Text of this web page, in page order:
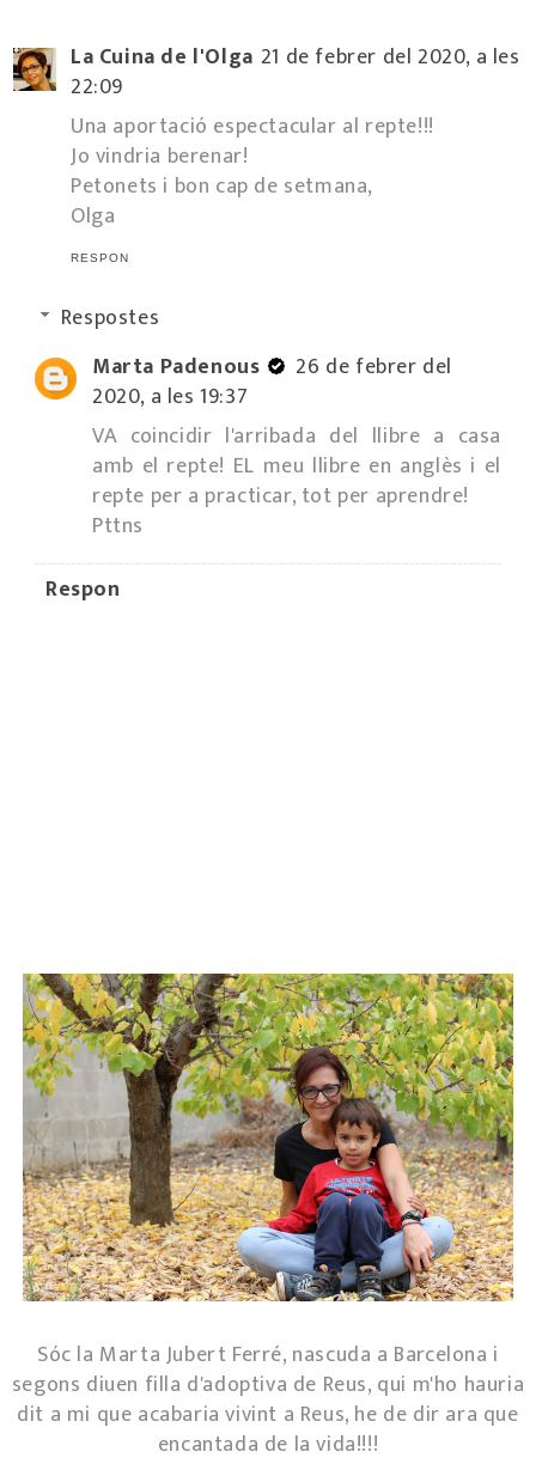
La Cuina de l'Olga 21 de febrer del 2020, a les
22:09
Una aportació espectacular al repte!!!
Jo vindria berenar!
Petonets i bon cap de setmana,
Olga
RESPON
Respostes
Marta Padenous
26 de febrer del
2020, a les 19:37
VA coincidir l'arribada del llibre a casa
amb el repte! EL meu llibre en anglès i el
repte per a practicar, tot per aprendre!
Pttns
Respon
Sóc la Marta Jubert Ferré, nascuda a Barcelona i
segons diuen filla d'adoptiva de Reus, qui m'ho hauria
dit a mi que acabaria vivint a Reus, he de dir ara que
encantada de la vida!!!!